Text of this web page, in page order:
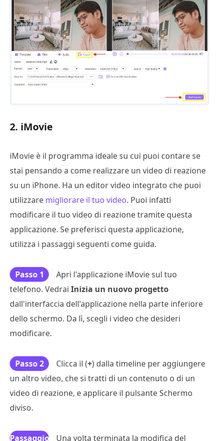
2. iMovie
iMovie è il programma ideale su cui puoi contare se
stai pensando a come realizzare un video di reazione
su un iPhone. Ha un editor video integrato che puoi
utilizzare migliorare il tuo video. Puoi infatti
modificare il tuo video di reazione tramite questa
applicazione. Se preferisci questa applicazione,
utilizza i passaggi seguenti come guida.
Passo 1
Apri l'applicazione iMovie sul tuo
telefono. Vedrai Inizia un nuovo progetto
dall'interfaccia dell'applicazione nella parte inferiore
dello schermo. Da lì, scegli i video che desideri
modificare.
Passo 2 Clicca il (+) dalla timeline per aggiungere
un altro video, che si tratti di un contenuto o di un
video di reazione, e applicare il pulsante Schermo
diviso.
Passaggio Una volta terminata la modifica del